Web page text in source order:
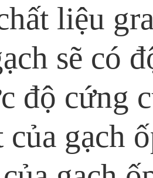
liệu
sẽ có
độ cứng
của gạch